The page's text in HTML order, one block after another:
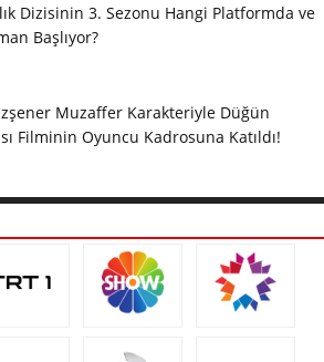
Dizisinin 3. Sezonu Hangi Platformda ve
Başlıyor?
Muzaffer Karakteriyle Düğün
Filminin Oyuncu Kadrosuna Katıldı!